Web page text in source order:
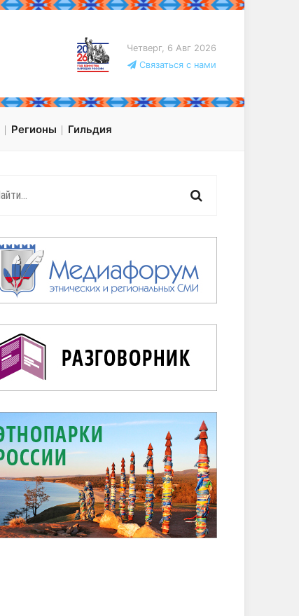
Четверг, 6 Авг 2026
Связаться с нами
Регионы Гильдия